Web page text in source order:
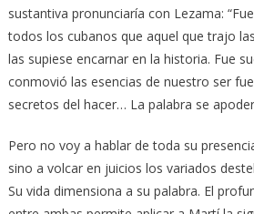
sustantiva pronunciaría con Lezama:
todos los cubanos que aquel que trajo
las supiese encarnar en la historia. Fue
conmovió las esencias de nuestro ser
secretos del hacer… La palabra se
Pero no voy a hablar de toda su
sino a volcar en juicios los variados
Su vida dimensiona a su palabra. El